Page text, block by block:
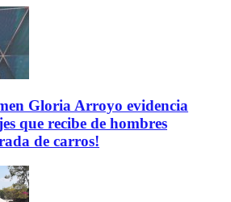
Gloria Arroyo evidencia
que recibe de hombres
de carros!